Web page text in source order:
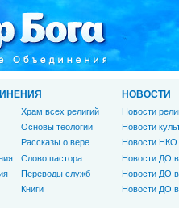
Храм всех религий
Основы теологии
Рассказы о вере
Слово пастора
Переводы служб
Книги
НОВОСТИ
Новости
Новости
Новости НКО
Новости ДО
Новости ДО
Новости ДО